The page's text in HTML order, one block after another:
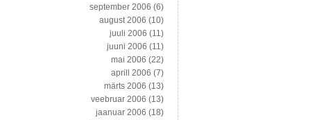
september 2006 (6)
august 2006 (10)
juuli 2006 (11)
juuni 2006 (11)
mai 2006 (22)
aprill 2006 (7)
märts 2006 (13)
veebruar 2006 (13)
jaanuar 2006 (18)